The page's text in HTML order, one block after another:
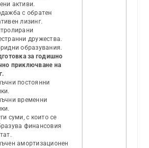
активи.
с обратен
лизинг.
дружества.
образувания.
за годишно
приключване на
постоянни
временни
суми, с които се
финансовия
амортизационен